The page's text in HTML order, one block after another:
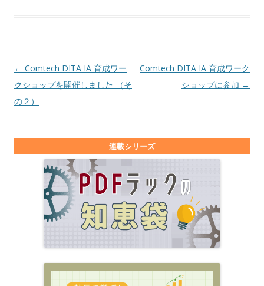
投稿ナビゲーション
← Comtech DITA IA 育成ワー
クショップを開催しました （そ
の２）
Comtech DITA IA 育成ワーク
ショップに参加 →
連載シリーズ